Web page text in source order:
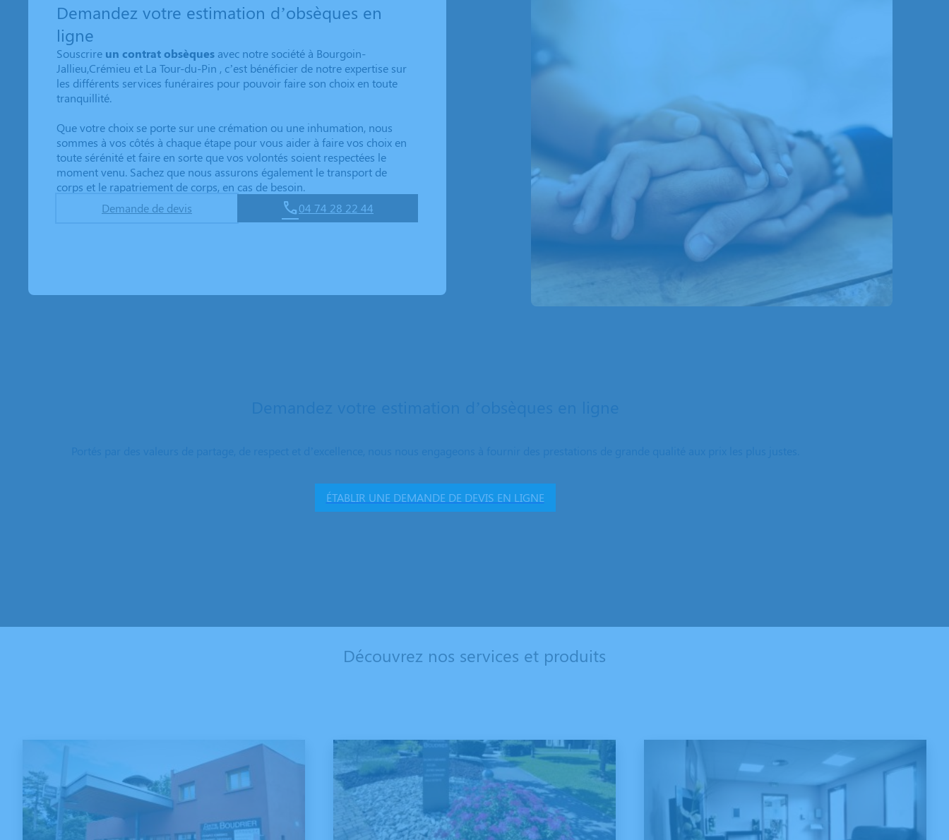
Demandez votre estimation d’obsèques en
ligne
Souscrire un contrat obsèques avec notre société à Bourgoin-
Jallieu,Crémieu et La Tour-du-Pin , c’est bénéficier de notre expertise sur
les différents services funéraires pour pouvoir faire son choix en toute
tranquillité.
Que votre choix se porte sur une crémation ou une inhumation, nous
sommes à vos côtés à chaque étape pour vous aider à faire vos choix en
toute sérénité et faire en sorte que vos volontés soient respectées le
moment venu. Sachez que nous assurons également le transport de
corps et le rapatriement de corps, en cas de besoin.
Demande de devis
04 74 28 22 44
ÉTABLIR UNE DEMANDE DE DEVIS EN LIGNE
Découvrez nos services et produits